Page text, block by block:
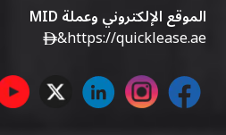
الموقع الإلكتروني وعملة MID
https://quicklease.ae
&